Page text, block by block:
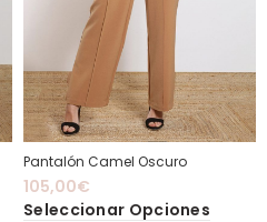
Pantalón Camel Oscuro
105,00€
Seleccionar Opciones